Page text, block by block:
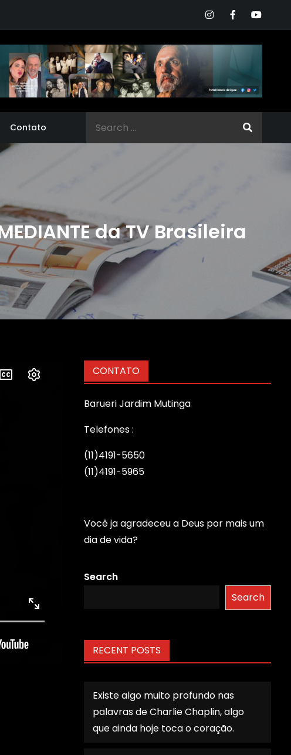
Contato
da TV Brasileira
CONTATO
Barueri Jardim Mutinga
Telefones :
(11)4191-5650
(11)4191-5965
Você ja agradeceu a Deus por mais um
dia de vida?
Search
Search
RECENT POSTS
Existe algo muito profundo nas
palavras de Charlie Chaplin, algo
que ainda hoje toca o coração.